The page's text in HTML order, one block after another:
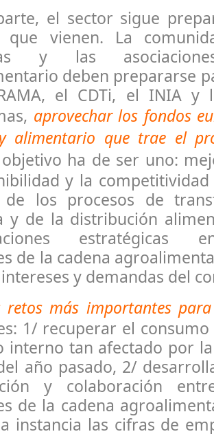
el sector sigue
que vienen. La
y las
deben prepararse
el CDTi, el INIA y
aprovechar los fondos
alimentario que trae el
objetivo ha de ser uno:
y la
de los procesos de
y de la distribución
estratégicas
de la cadena
y demandas del
retos más importantes
1/ recuperar el
interno tan afectado por
año pasado, 2/
y colaboración
de la cadena
instancia las cifras de